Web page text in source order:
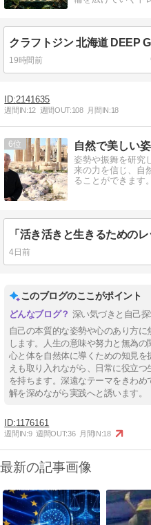
クラフトジン 北海道 DEEP
19時間前
2141635
週間IN:12 週間OUT:108 月間IN:18
6 自然で美しい
姿勢や振舞を研究
来の力を信じ、自
ることができます。
4日前
このブログのここがポイント
深い気づきと自己
自己の本質的な姿勢や心のあり方
します。人生の意味や努力と無為の
心と体を自然体に導くための知見
えも取り入れながら、日常に役立
を持ちます。深遠なテーマをきわ
解を深めながら実践へと誘います。
1176161
週間IN:9 週間OUT:36 月間IN:18
最新の記事画像